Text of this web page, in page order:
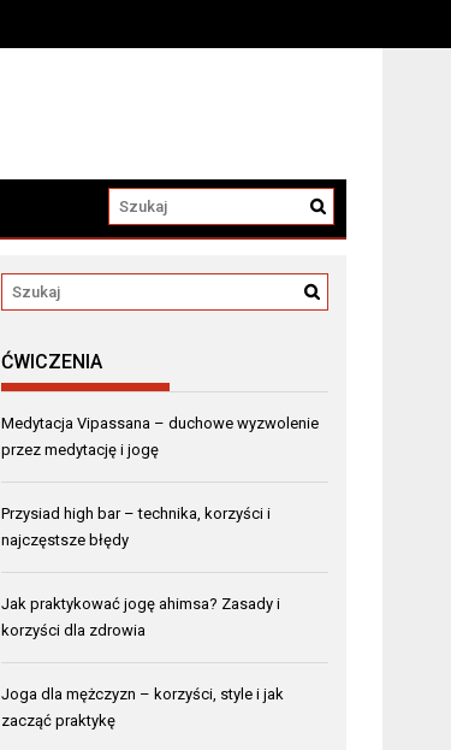
ĆWICZENIA
Medytacja Vipassana – duchowe wyzwolenie
przez medytację i jogę
Przysiad high bar – technika, korzyści i
najczęstsze błędy
Jak praktykować jogę ahimsa? Zasady i
korzyści dla zdrowia
Joga dla mężczyzn – korzyści, style i jak
zacząć praktykę